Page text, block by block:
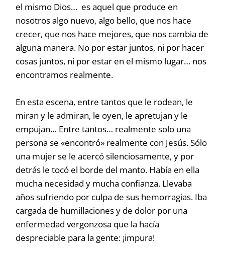
el mismo Dios… es aquel que produce en
nosotros algo nuevo, algo bello, que nos hace
crecer, que nos hace mejores, que nos cambia de
alguna manera. No por estar juntos, ni por hacer
cosas juntos, ni por estar en el mismo lugar… nos
encontramos realmente.
En esta escena, entre tantos que le rodean, le
miran y le admiran, le oyen, le apretujan y le
empujan… Entre tantos… realmente solo una
persona se «encontró» realmente con Jesús. Sólo
una mujer se le acercó silenciosamente, y por
detrás le tocó el borde del manto. Había en ella
mucha necesidad y mucha confianza. Llevaba
años sufriendo por culpa de sus hemorragias. Iba
cargada de humillaciones y de dolor por una
enfermedad vergonzosa que la hacía
despreciable para la gente: ¡impura!